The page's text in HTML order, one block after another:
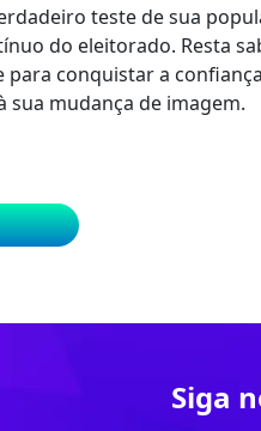
teste de sua
do eleitorado. Resta
conquistar a
sua mudança de imagem.
Siga